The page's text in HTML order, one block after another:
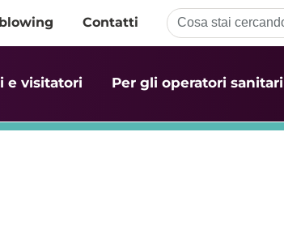
Contatti
e visitatori Per gli operatori sanitari